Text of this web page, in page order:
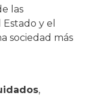
las
y el
sociedad más
,